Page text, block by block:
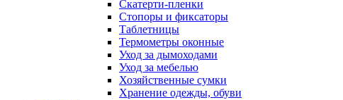
Скатерти-пленки
Стопоры и фиксаторы
Таблетницы
Термометры оконные
Уход за дымоходами
Уход за мебелью
Хозяйственные сумки
Хранение одежды, обуви